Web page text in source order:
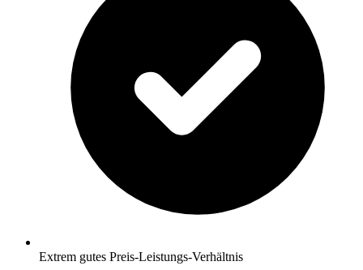
Extrem gutes Preis-Leistungs-Verhältnis